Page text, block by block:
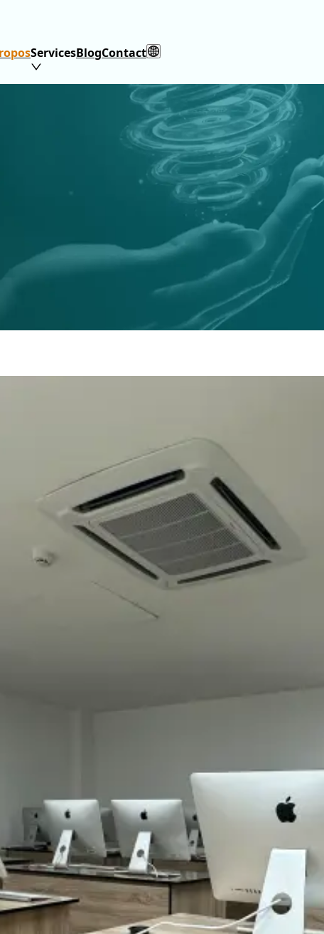
ServicesBlogContact
A PROPOS DE NOUS
fossé entre les idees et l'execution en proposant des
aux entreprises et aux entrepreneurs.